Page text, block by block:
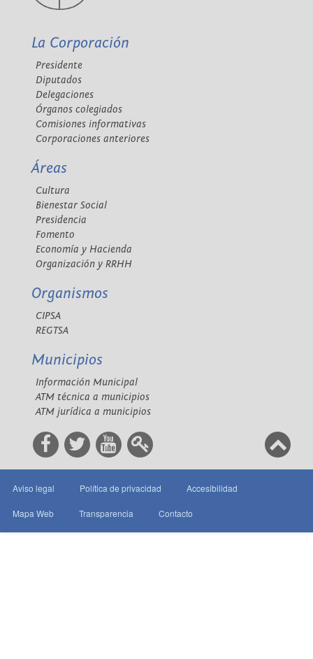
La Corporación
Presidente
Diputados
Delegaciones
Órganos colegiados
Comisiones informativas
Corporaciones anteriores
Áreas
Cultura
Bienestar Social
Presidencia
Fomento
Economía y Hacienda
Organización y RRHH
Organismos
CIPSA
REGTSA
Municipios
Información Municipal
ATM técnica a municipios
ATM jurídica a municipios
Aviso legal Política de privacidad Accesibilidad
Mapa Web Transparencia Contacto